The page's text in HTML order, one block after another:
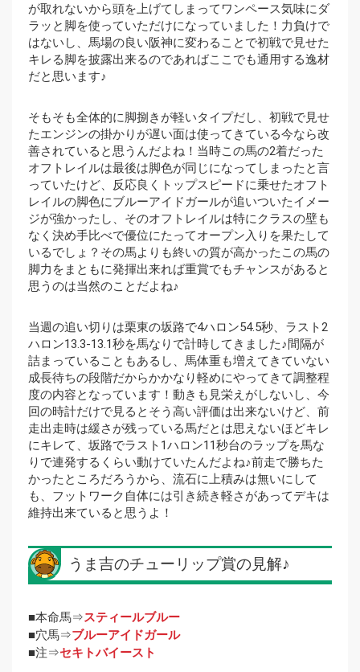
が取れないから頭を上げてしまってワンペース気味にダ
ラッと脚を使っていただけになっていました！力負けで
はないし、馬場の良い阪神に変わることで初戦で見せた
キレる脚を披露出来るのであればここでも通用する逸材
だと思います♪
そもそも全体的に脚捌きが軽いタイプだし、初戦で見せ
たエンジンの掛かりが遅い面は使ってきている今なら改
善されていると思うんだよね！当時この馬の2着だった
オフトレイルは最後は脚色が同じになってしまったと言
っていたけど、反応良くトップスピードに乗せたオフト
レイルの脚色にブルーアイドガールが追いついたイメー
ジが強かったし、そのオフトレイルは特にクラスの壁も
なく決め手比べで優位にたってオープン入りを果たして
いるでしょ？その馬よりも終いの質が高かったこの馬の
脚力をまともに発揮出来れば重賞でもチャンスがあると
思うのは当然のことだよね♪
当週の追い切りは栗東の坂路で4ハロン54.5秒、ラスト2
ハロン13.3-13.1秒を馬なりで計時してきました♪間隔が
詰まっていることもあるし、馬体重も増えてきていない
成長待ちの段階だからかかなり軽めにやってきて調整程
度の内容となっています！動きも見栄えがしないし、今
回の時計だけで見るとそう高い評価は出来ないけど、前
走出走時は緩さが残っている馬だとは思えないほどキレ
にキレて、坂路でラスト1ハロン11秒台のラップを馬な
りで連発するくらい動けていたんだよね♪前走で勝ちた
かったところだろうから、流石に上積みは無いにして
も、フットワーク自体には引き続き軽さがあってデキは
維持出来ていると思うよ！
うま吉のチューリップ賞の見解♪
■本命馬⇒スティールブルー
■穴馬⇒ブルーアイドガール
■注⇒セキトバイースト